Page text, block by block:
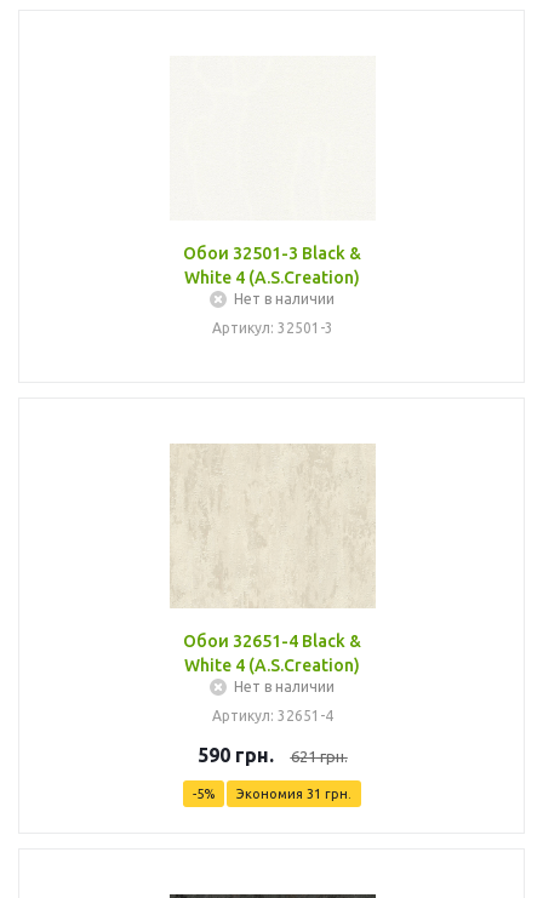
Обои 32501-3 Black &
White 4 (A.S.Creation)
Нет в наличии
Артикул: 32501-3
Обои 32651-4 Black &
White 4 (A.S.Creation)
Нет в наличии
Артикул: 32651-4
590грн. 621грн.
-5% Экономия 31 грн.